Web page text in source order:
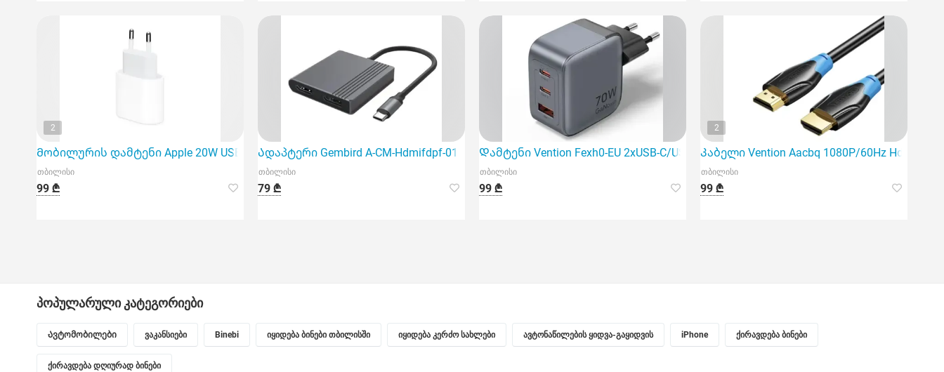
2
Მობილურის დამტენი Apple 20W USB-C Power Adapter (Mhje3Zm/A)
თბილისი
99 ₾
Ადაპტერი Gembird A-CM-Hdmifdpf-01 4K/60Hz USB-C to Hdmi+DP A
თბილისი
79 ₾
Დამტენი Vention Fexh0-EU 2xUSB-C/USB-A GaN Charger (70W+70W+
თბილისი
99 ₾
2
Კაბელი Vention Aacbq 1080P/60Hz Hdmi
თბილისი
99 ₾
პოპულარული კატეგორიები
Ავტომობილები ვაკანსიები Binebi იყიდება ბინები თბილისში იყიდება კერძო სახლები ავტონაწილების ყიდვა-გაყიდვის iPhone ქირავდება ბინები
ქირავდება დღიურად ბინები